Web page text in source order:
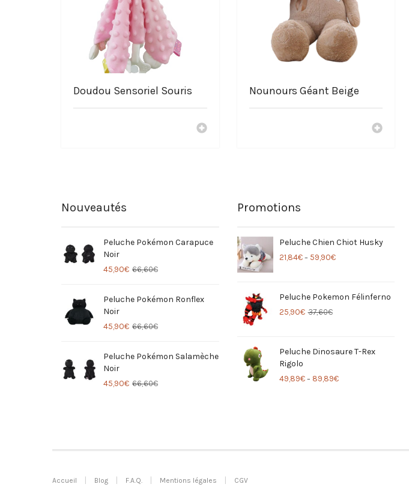
Doudou Sensoriel Souris Nounours Géant Beige
Nouveautés
Peluche Pokémon Carapuce
Noir
66,60€
45,90€
Peluche Pokémon Ronflex
Noir
66,60€
45,90€
Peluche Pokémon Salamèche
Noir
66,60€
45,90€
Promotions
Peluche Chien Chiot Husky
21,84€– 59,90€
Peluche Pokemon Félinferno
37,60€
25,90€
Peluche Dinosaure T-Rex
Rigolo
49,89€– 89,89€
Accueil Blog F.A.Q. Mentions légales CGV